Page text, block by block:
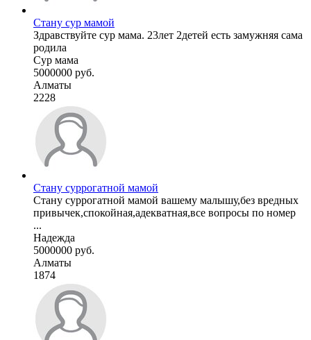
Стану сур мамой
Здравствуйте сур мама. 23лет 2детей есть замужняя сама
родила
Сур мама
5000000 руб.
Алматы
2228
Стану суррогатной мамой
Стану суррогатной мамой вашему малышу,без вредных
привычек,спокойная,адекватная,все вопросы по номер
...
Надежда
5000000 руб.
Алматы
1874